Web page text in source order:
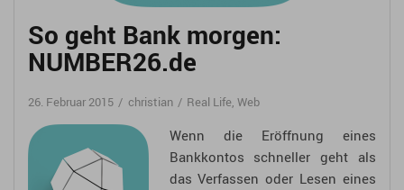
So geht Bank morgen:
NUMBER26.de
26. Februar 2015 christian Real Life, Web
Wenn die Eröffnung eines
Bankkontos schneller geht als
das Verfassen oder Lesen eines